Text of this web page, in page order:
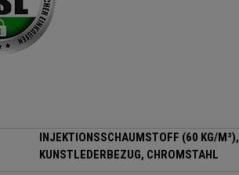
sich der
Körperbewegung an.
Klare Kaufempfehlung!
INJEKTIONSSCHAUMSTOFF (60 KG/M³),
KUNSTLEDERBEZUG, CHROMSTAHL